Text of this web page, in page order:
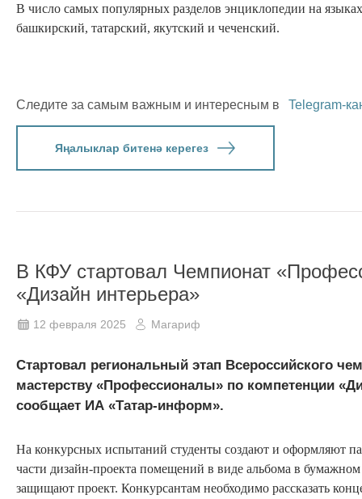
В число самых популярных разделов энциклопедии на
башкирский, татарский, якутский и чеченский.
Следите за самым важным и интересным в Telegram-
Яңалыклар битенә керегез
В КФУ стартовал Чемпионат
«Дизайн интерьера»
12 февраля 2025 Магариф
Стартовал региональный этап Всероссийского
мастерству «Профессионалы» по компетенции
сообщает ИА «Татар-информ».
На конкурсных испытаний студенты создают и оформляют
части дизайн-проекта помещений в виде альбома в
защищают проект. Конкурсантам необходимо рассказать